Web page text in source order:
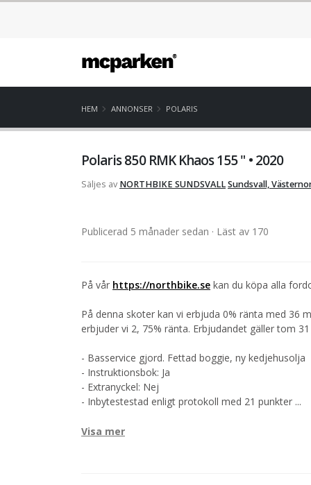
HEM ANNONSER POLARIS
Polaris 850 RMK Khaos 155 " • 2020
Säljes av NORTHBIKE SUNDSVALLSundsvall,
Publicerad 5 månader sedan · Läst av 170
På vår https://northbike.se kan du köpa alla
På denna skoter kan vi erbjuda 0% ränta med 36
erbjuder vi 2, 75% ränta. Erbjudandet gäller tom
- Basservice gjord. Fettad boggie, ny kedjehusolja
- Instruktionsbok: Ja
- Extranyckel: Nej
- Inbytestestad enligt protokoll med 21 punkter ...
Visa mer